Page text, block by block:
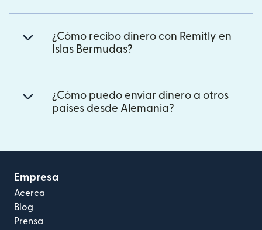
¿Cómo recibo dinero con Remitly en
Islas Bermudas?
¿Cómo puedo enviar dinero a otros
países desde Alemania?
Empresa
Acerca
Blog
Prensa